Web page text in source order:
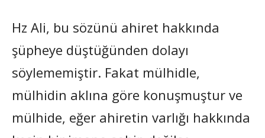
Hz Ali, bu sözünü ahiret hakkında
şüpheye düştüğünden dolayı
söylememiştir. Fakat mülhidle,
mülhidin aklına göre konuşmuştur ve
mülhide, eğer ahiretin varlığı hakkında